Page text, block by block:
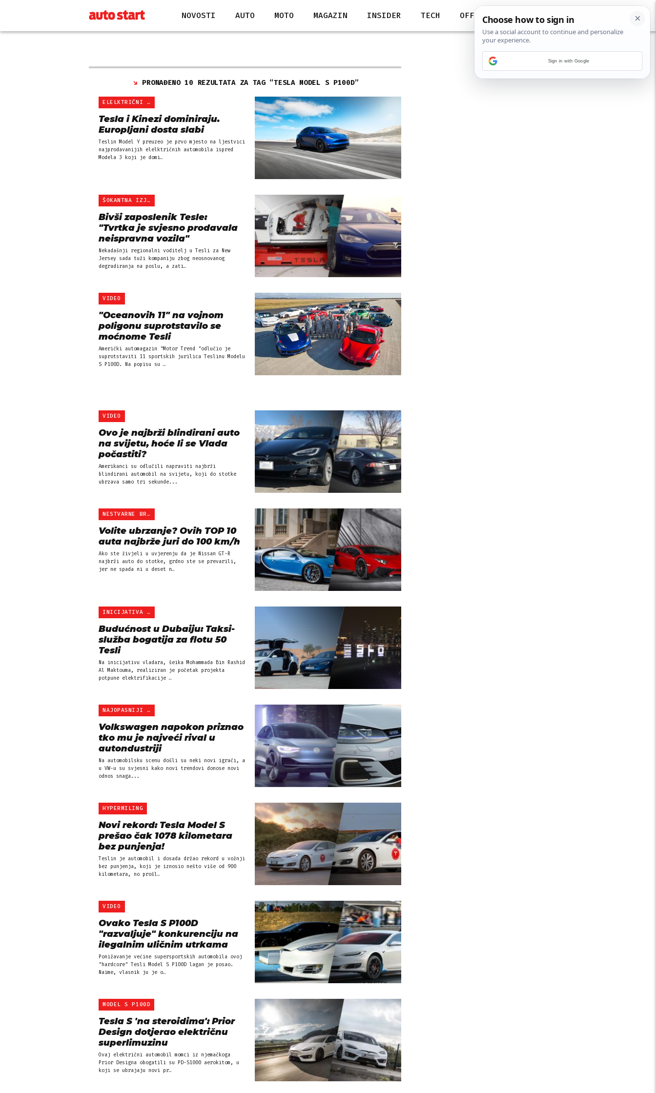
NOVOSTI AUTO MOTO MAGAZIN INSIDER TECH OFF
PRONAĐENO 10 REZULTATA ZA TAG “TESLA MODEL S P100D”
ELELKTRIČNI AUTI
Tesla i Kinezi dominiraju.
Europljani dosta slabi
Teslin Model Y preuzeo je prvo mjesto na ljestvici
najprodavanijih elelktričnih automobila ispred
Modela 3 koji je domi…
ŠOKANTNA IZJAVA
Bivši zaposlenik Tesle:
"Tvrtka je svjesno prodavala
neispravna vozila"
Nekadašnji regionalni voditelj u Tesli za New
Jersey sada tuži kompaniju zbog neosnovanog
degradiranja na poslu, a zati…
VIDEO
"Oceanovih 11" na vojnom
poligonu suprotstavilo se
moćnome Tesli
Američki automagazin "Motor Trend "odlučio je
suprotstaviti 11 sportskih jurilica Teslinu Modelu
S P100D. Na popisu su …
VIDEO
Ovo je najbrži blindirani auto
na svijetu, hoće li se Vlada
počastiti?
Amerikanci su odlučili napraviti najbrži
blindirani automobil na svijetu, koji do stotke
ubrzava samo tri sekunde...
NESTVARNE BROJKE
Volite ubrzanje? Ovih TOP 10
auta najbrže juri do 100 km/h
Ako ste živjeli u uvjerenju da je Nissan GT-R
najbrži auto do stotke, grdno ste se prevarili,
jer ne spada ni u deset n…
INICIJATIVA VLADARA MAKT…
Budućnost u Dubaiju: Taksi-
služba bogatija za flotu 50
Tesli
Na inicijativu vladara, šeika Mohammada Bin Rashid
Al Maktouma, realiziran je početak projekta
potpune elektrifikacije …
NAJOPASNIJI PROTIVNIK
Volkswagen napokon priznao
tko mu je najveći rival u
autondustriji
Na automobilsku scenu došli su neki novi igrači, a
u VW-u su svjesni kako novi trendovi donose novi
odnos snaga...
HYPERMILING
Novi rekord: Tesla Model S
prešao čak 1078 kilometara
bez punjenja!
Teslin je automobil i dosada držao rekord u vožnji
bez punjenja, koji je iznosio nešto više od 900
kilometara, no prošl…
VIDEO
Ovako Tesla S P100D
"razvaljuje" konkurenciju na
ilegalnim uličnim utrkama
Ponižavanje većine supersportskih automobila ovoj
"hardcore" Tesli Model S P100D lagan je posao.
Naime, vlasnik ju je o…
MODEL S P100D
Tesla S 'na steroidima': Prior
Design dotjerao električnu
superlimuzinu
Ovaj električni automobil momci iz njemačkoga
Prior Designa obogatili su PD-S1000 aerokitom, u
koji se ubrajaju novi pr…
Sign in with Google